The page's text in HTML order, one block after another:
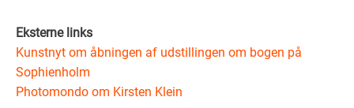
Eksterne links
Kunstnyt om åbningen af udstillingen om bogen på
Sophienholm
Photomondo om Kirsten Klein